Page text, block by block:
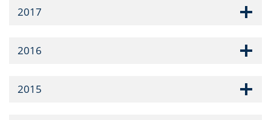
2017
2016
2015